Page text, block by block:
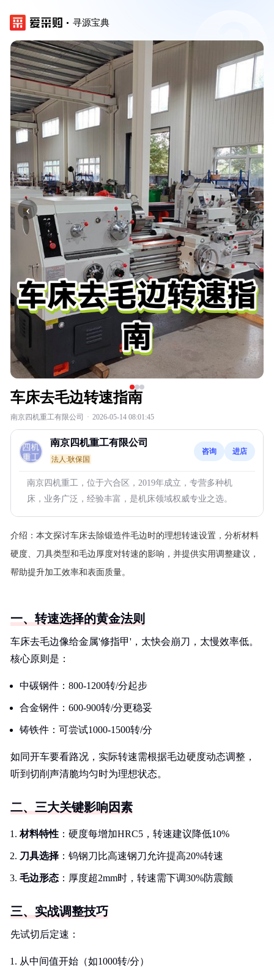
寻源宝典
‹ ›
车床去毛边转速指南
南京四机重工有限公司 · 2026-05-14 08:01:45
南京四机重工有限公司
法人:耿保国
咨询 进店
南京四机重工，位于六合区，2019年成立，专营多种机
床，业务广泛，经验丰富，是机床领域权威专业之选。
介绍： 本文探讨车床去除锻造件毛边时的理想转速设置，分析材料
硬度、刀具类型和毛边厚度对转速的影响，并提供实用调整建议，
帮助提升加工效率和表面质量。
一、转速选择的黄金法则
车床去毛边像给金属'修指甲'，太快会崩刀，太慢效率低。
核心原则是：
中碳钢件：800-1200转/分起步
合金钢件：600-900转/分更稳妥
铸铁件：可尝试1000-1500转/分
如同开车要看路况，实际转速需根据毛边硬度动态调整，
听到切削声清脆均匀时为理想状态。
二、三大关键影响因素
材料特性 ：硬度每增加HRC5，转速建议降低10%
刀具选择 ：钨钢刀比高速钢刀允许提高20%转速
毛边形态 ：厚度超2mm时，转速需下调30%防震颤
三、实战调整技巧
先试切后定速：
从中间值开始（如1000转/分）